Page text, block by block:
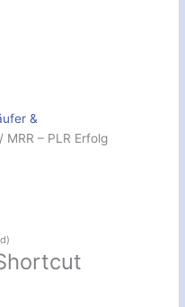
&
MRR – PLR Erfolg